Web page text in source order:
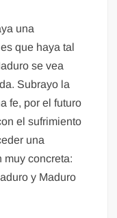
una
que haya tal
se vea
Subrayo la
fe, por el futuro
el sufrimiento
una
muy concreta:
y Maduro